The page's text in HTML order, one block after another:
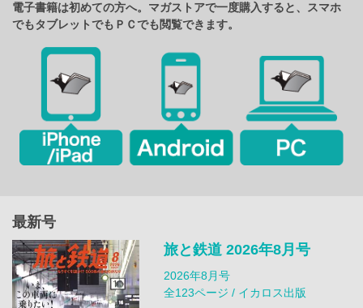
電子書籍は初めての方へ。マガストアで一度購入すると、スマホ
でもタブレットでもＰＣでも閲覧できます。
最新号
旅と鉄道 2026年8月号
2026年8月号
全123ページ / イカロス出版